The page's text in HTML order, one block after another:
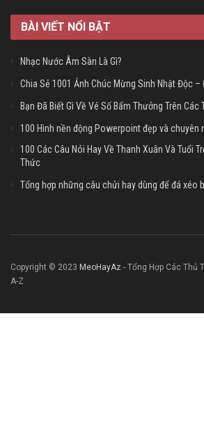
BÀI VIẾT NỔI BẬT
Nhạc Nước Âm Sàn Là Gì?
Chia Sẻ 1001 Ảnh Chúc Mừng Sinh Nhật Độc
Bạn Đã Biết Gì Về Vé Số Bấm Thưởng Trên Các
100 Hình nền động Powerpoint đẹp và chuyên
100 Các Câu Nói Hay Về Thanh Xuân Và Tuổi
Thức
Tổng hợp những câu chửi hay dùng để đá xéo
Copyright © 2023 MeoHayAz - Tổng Hợp Các Thủ
A-Z